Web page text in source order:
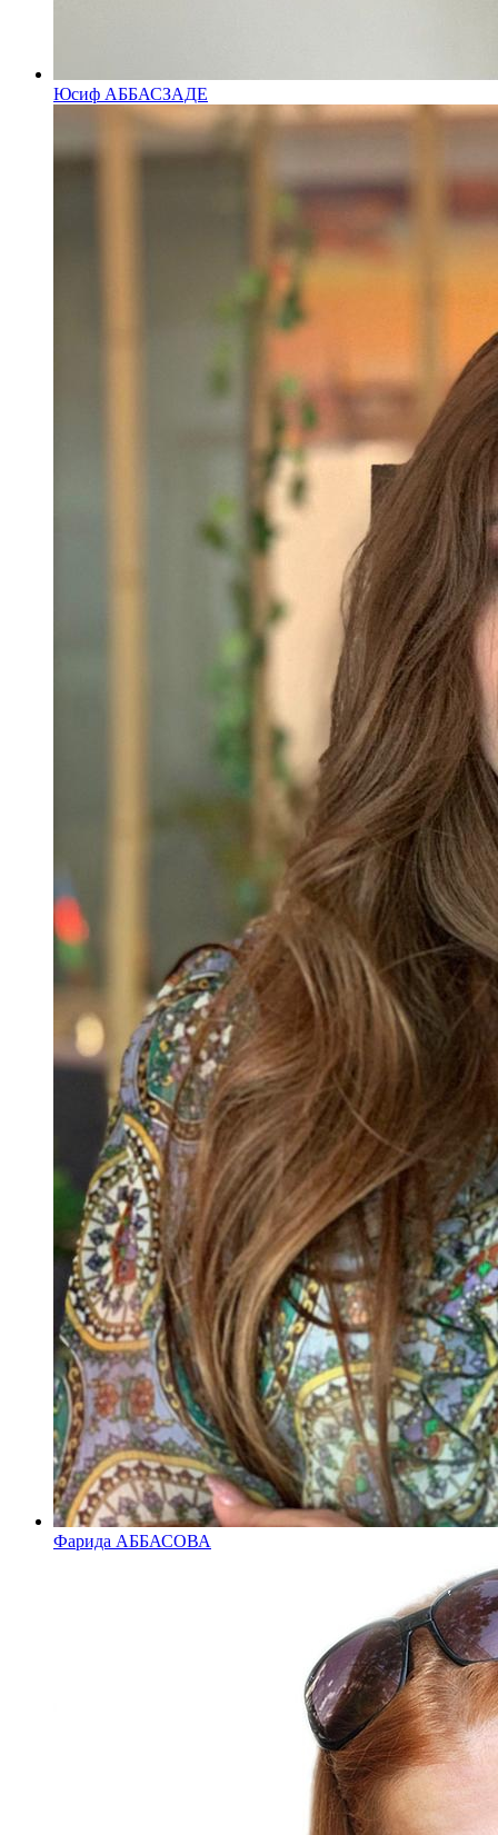
Юсиф АББАСЗАДЕ
Фарида АББАСОВА